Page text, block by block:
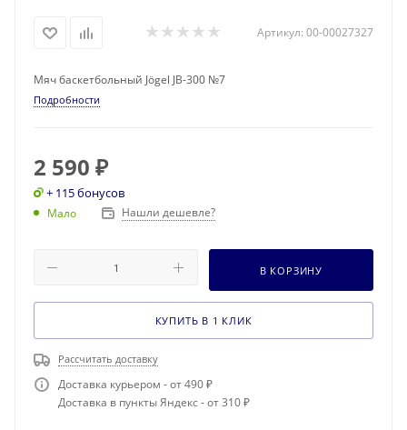
Артикул: 00-00027327
Мяч баскетбольный Jögel JB-300 №7
Подробности
2 590 ₽
+ 115 бонусов
Мало Нашли дешевле?
В КОРЗИНУ
КУПИТЬ В 1 КЛИК
Рассчитать доставку
Доставка курьером - от 490 ₽
Доставка в пункты Яндекс - от 310 ₽